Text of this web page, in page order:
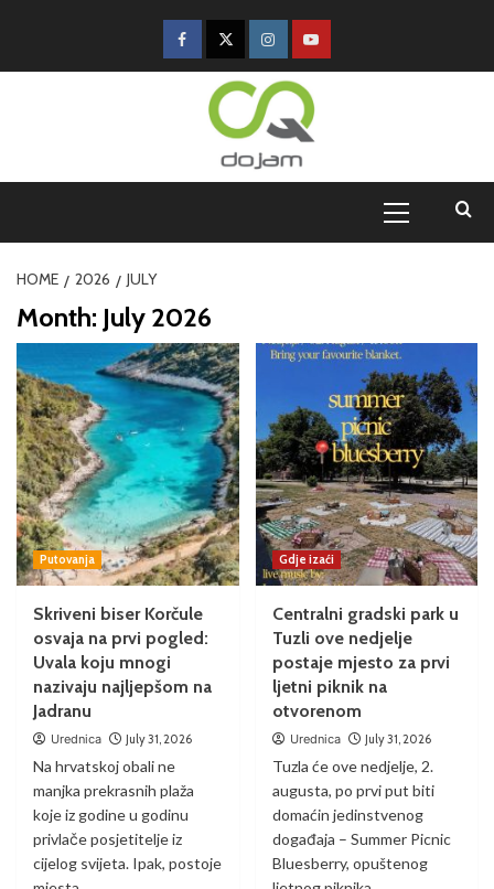
HOME 2026 JULY
Month: July 2026
Putovanja
Skriveni biser Korčule
osvaja na prvi pogled:
Uvala koju mnogi
nazivaju najljepšom na
Jadranu
Urednica July 31, 2026
Na hrvatskoj obali ne
manjka prekrasnih plaža
koje iz godine u godinu
privlače posjetitelje iz
cijelog svijeta. Ipak, postoje
Gdje izaći
Centralni gradski park u
Tuzli ove nedjelje
postaje mjesto za prvi
ljetni piknik na
otvorenom
Urednica July 31, 2026
Tuzla će ove nedjelje, 2.
augusta, po prvi put biti
domaćin jedinstvenog
događaja – Summer Picnic
Bluesberry, opuštenog